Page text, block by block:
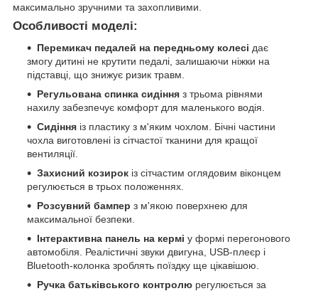
максимально зручними та захопливими.
Особливості моделі:
Перемикач педалей на передньому колесі дає
змогу дитині не крутити педалі, залишаючи ніжки на
підставці, що знижує ризик травм.
Регульована спинка сидіння з трьома рівнями
нахилу забезпечує комфорт для маленького водія.
Сидіння із пластику з м'яким чохлом. Бічні частини
чохла виготовлені із сітчастої тканини для кращої
вентиляції.
Захисний козирок із сітчастим оглядовим віконцем
регулюється в трьох положеннях.
Розсувний бампер з м'якою поверхнею для
максимальної безпеки.
Інтерактивна панель на кермі у формі перегонового
автомобіля. Реалістичні звуки двигуна, USB-плеєр і
Bluetooth-колонка зроблять поїздку ще цікавішою.
Ручка батьківського контролю регулюється за